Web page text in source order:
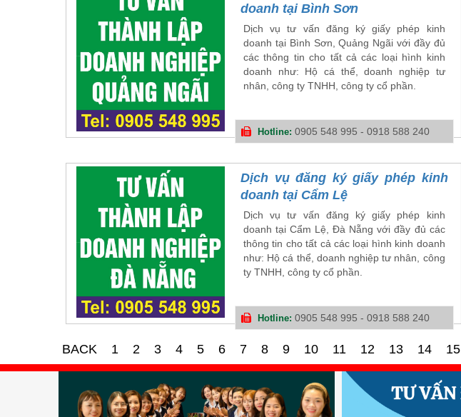
doanh tại Bình Sơn
Dịch vụ tư vấn đăng ký giấy phép kinh
doanh tại Bình Sơn, Quảng Ngãi với đầy đủ
các thông tin cho tất cả các loại hình kinh
doanh như: Hộ cá thể, doanh nghiệp tư
nhân, công ty TNHH, công ty cổ phần.
Hotline:0905 548 995 - 0918 588 240
Dịch vụ đăng ký giấy phép kinh
doanh tại Cẩm Lệ
Dịch vụ tư vấn đăng ký giấy phép kinh
doanh tại Cẩm Lệ, Đà Nẵng với đầy đủ các
thông tin cho tất cả các loại hình kinh doanh
như: Hộ cá thể, doanh nghiệp tư nhân, công
ty TNHH, công ty cổ phần.
Hotline:0905 548 995 - 0918 588 240
BACK 1 2 3 4 5 6 7 8 9 10 11 12 13 14 15